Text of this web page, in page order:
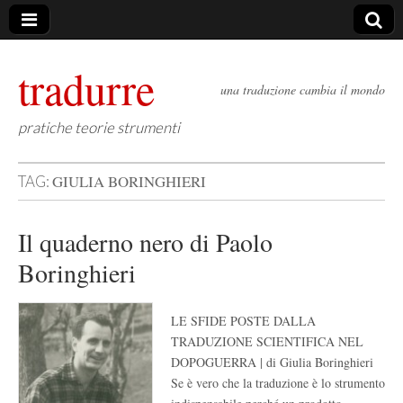
tradurre
pratiche teorie strumenti
una traduzione cambia il mondo
TAG:GIULIA BORINGHIERI
Il quaderno nero di Paolo
Boringhieri
LE SFIDE POSTE DALLA
TRADUZIONE SCIENTIFICA NEL
DOPOGUERRA | di Giulia Boringhieri
Se è vero che la traduzione è lo strumento